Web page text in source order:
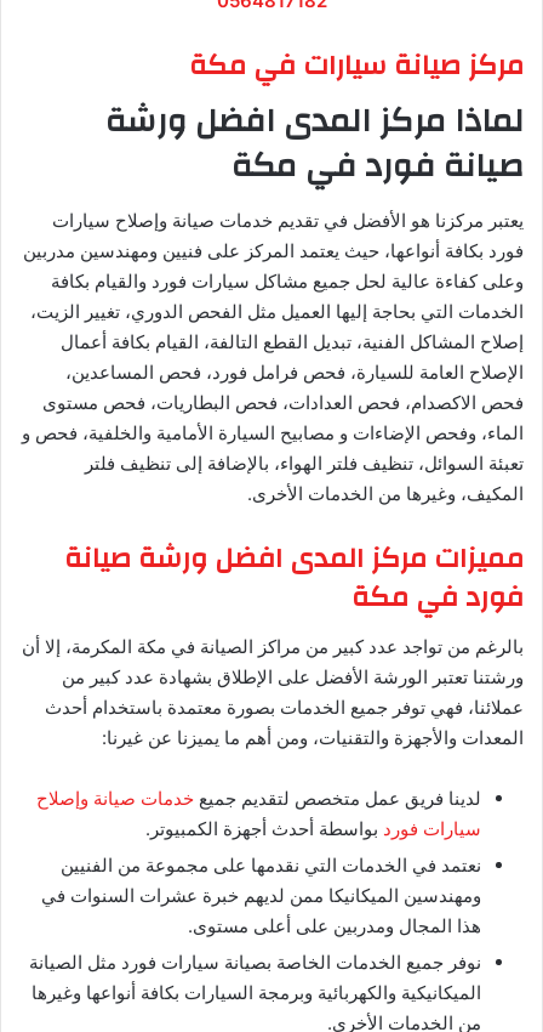
مركز صيانة سيارات في مكة
لماذا مركز المدى افضل ورشة
صيانة فورد في مكة
يعتبر مركزنا هو الأفضل في تقديم خدمات صيانة وإصلاح سيارات
فورد بكافة أنواعها، حيث يعتمد المركز على فنيين ومهندسين مدربين
وعلى كفاءة عالية لحل جميع مشاكل سيارات فورد والقيام بكافة
الخدمات التي بحاجة إليها العميل مثل الفحص الدوري، تغيير الزيت،
إصلاح المشاكل الفنية، تبديل القطع التالفة، القيام بكافة أعمال
الإصلاح العامة للسيارة، فحص فرامل فورد، فحص المساعدين،
فحص الاكصدام، فحص العدادات، فحص البطاريات، فحص مستوى
الماء، وفحص الإضاءات و مصابيح السيارة الأمامية والخلفية، فحص و
تعبئة السوائل، تنظيف فلتر الهواء، بالإضافة إلى تنظيف فلتر
المكيف، وغيرها من الخدمات الأخرى.
مميزات مركز المدى افضل ورشة صيانة
فورد في مكة
بالرغم من تواجد عدد كبير من مراكز الصيانة في مكة المكرمة، إلا أن
ورشتنا تعتبر الورشة الأفضل على الإطلاق بشهادة عدد كبير من
عملائنا، فهي توفر جميع الخدمات بصورة معتمدة باستخدام أحدث
المعدات والأجهزة والتقنيات، ومن أهم ما يميزنا عن غيرنا:
لدينا فريق عمل متخصص لتقديم جميع خدمات صيانة وإصلاح
سيارات فورد بواسطة أحدث أجهزة الكمبيوتر.
نعتمد في الخدمات التي نقدمها على مجموعة من الفنيين
ومهندسين الميكانيكا ممن لديهم خبرة عشرات السنوات في
هذا المجال ومدربين على أعلى مستوى.
نوفر جميع الخدمات الخاصة بصيانة سيارات فورد مثل الصيانة
الميكانيكية والكهربائية وبرمجة السيارات بكافة أنواعها وغيرها
من الخدمات الأخرى.